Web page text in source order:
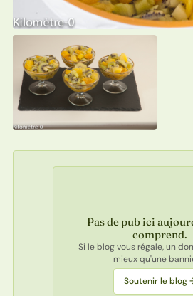
Pas de pub ici
comprend.
Si le blog vous régale, un
mieux qu'une
Soutenir le blog